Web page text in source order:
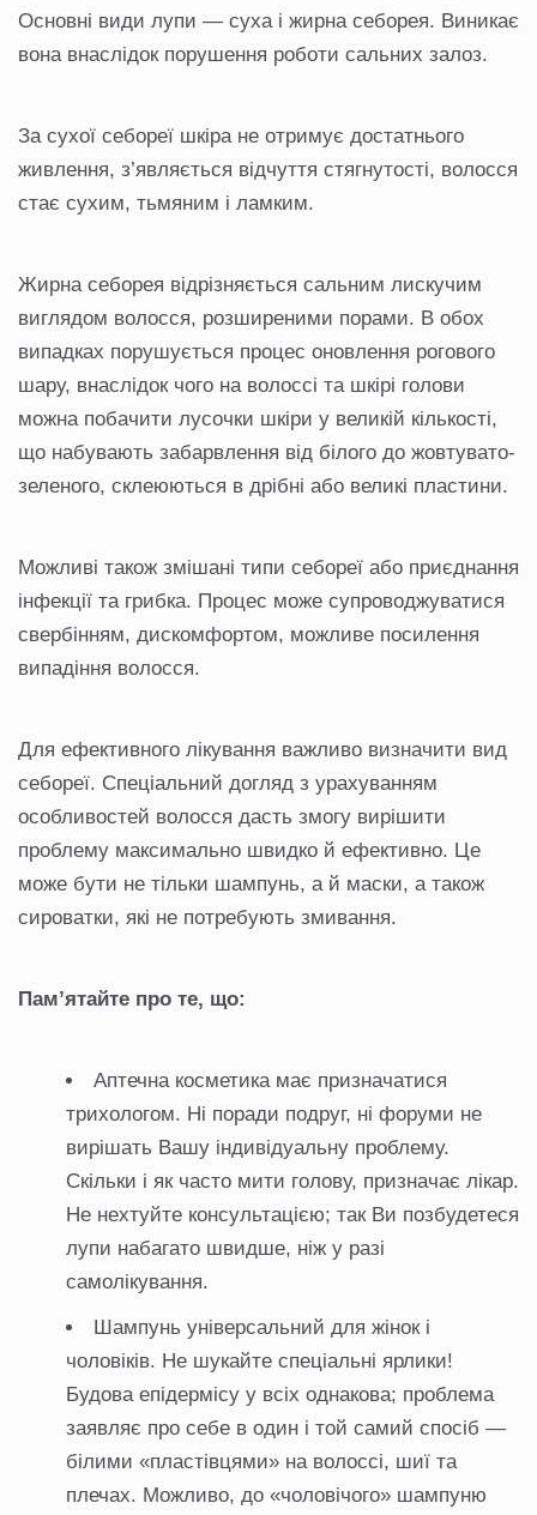
Основні види лупи — суха і жирна себорея. Виникає
вона внаслідок порушення роботи сальних залоз.
За сухої себореї шкіра не отримує достатнього
живлення, з’являється відчуття стягнутості, волосся
стає сухим, тьмяним і ламким.
Жирна себорея відрізняється сальним лискучим
виглядом волосся, розширеними порами. В обох
випадках порушується процес оновлення рогового
шару, внаслідок чого на волоссі та шкірі голови
можна побачити лусочки шкіри у великій кількості,
що набувають забарвлення від білого до жовтувато-
зеленого, склеюються в дрібні або великі пластини.
Можливі також змішані типи себореї або приєднання
інфекції та грибка. Процес може супроводжуватися
свербінням, дискомфортом, можливе посилення
випадіння волосся.
Для ефективного лікування важливо визначити вид
себореї. Спеціальний догляд з урахуванням
особливостей волосся дасть змогу вирішити
проблему максимально швидко й ефективно. Це
може бути не тільки шампунь, а й маски, а також
сироватки, які не потребують змивання.
Пам’ятайте про те, що:
Аптечна косметика має призначатися
трихологом. Ні поради подруг, ні форуми не
вирішать Вашу індивідуальну проблему.
Скільки і як часто мити голову, призначає лікар.
Не нехтуйте консультацією; так Ви позбудетеся
лупи набагато швидше, ніж у разі
самолікування.
Шампунь універсальний для жінок і
чоловіків. Не шукайте спеціальні ярлики!
Будова епідермісу у всіх однакова; проблема
заявляє про себе в один і той самий спосіб —
білими «пластівцями» на волоссі, шиї та
плечах. Можливо, до «чоловічого» шампуню